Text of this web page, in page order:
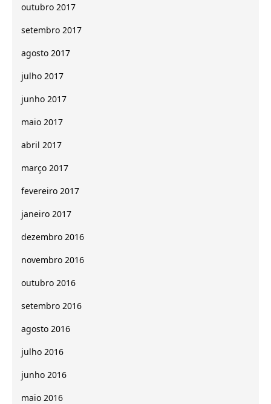
outubro 2017
setembro 2017
agosto 2017
julho 2017
junho 2017
maio 2017
abril 2017
março 2017
fevereiro 2017
janeiro 2017
dezembro 2016
novembro 2016
outubro 2016
setembro 2016
agosto 2016
julho 2016
junho 2016
maio 2016